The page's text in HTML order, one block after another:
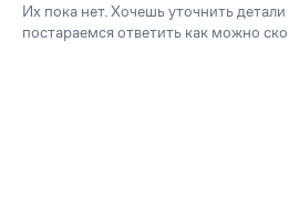
Их пока нет. Хочешь уточнить
постараемся ответить как можно